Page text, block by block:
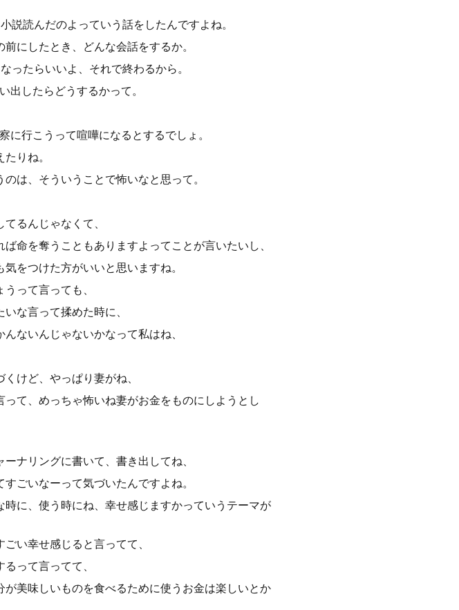
説読んだのよっていう話をしたんですよね。
にしたとき、どんな会話をするか。
ったらいいよ、それで終わるから。
出したらどうするかって。
に行こうって喧嘩になるとするでしょ。
りね。
は、そういうことで怖いなと思って。
るんじゃなくて、
命を奪うこともありますよってことが言いたいし、
をつけた方がいいと思いますね。
って言っても、
な言って揉めた時に、
ないんじゃないかなって私はね、
けど、やっぱり妻がね、
て、めっちゃ怖いね妻がお金をものにしようとし
ナリングに書いて、書き出してね、
ごいなーって気づいたんですよね。
に、使う時にね、幸せ感じますかっていうテーマが
い幸せ感じると言ってて、
って言ってて、
美味しいものを食べるために使うお金は楽しいとか